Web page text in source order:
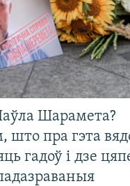
Шарамета?
што пра гэта
гадоў і дзе